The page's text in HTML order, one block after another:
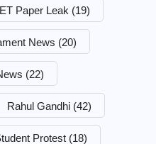
Paper Leak (19)
News (20)
(22)
Rahul Gandhi (42)
Protest (18)